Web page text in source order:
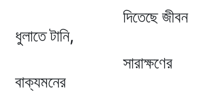
দিতেছে জীবন
ধুলাতে টানি,
সারাক্ষণের
বাক্যমনের